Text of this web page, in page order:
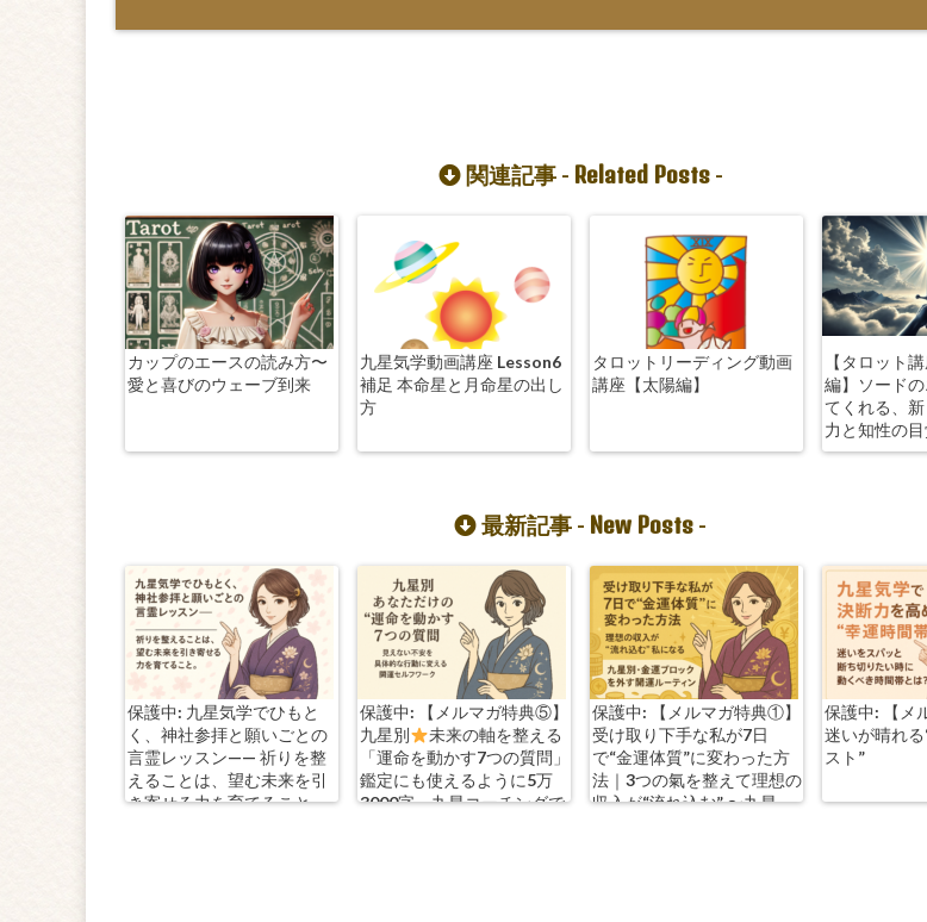
関連記事 - Related Posts-
カップのエースの読み方〜
愛と喜びのウェーブ到来
九星気学動画講座 Lesson6
補足 本命星と月命星の出し
方
タロットリーディング動画
講座【太陽編】
【タロット
編】ソードの
てくれる、
力と知性の
最新記事 - New Posts -
保護中: 九星気学でひもと
く、神社参拝と願いごとの
言霊レッスン—— 祈りを整
えることは、望む未来を引
き寄せる力を育てること。
保護中: 【メルマガ特典⑤】
九星別
未来の軸を整える
「運命を動かす7つの質問」
鑑定にも使えるように5万
3000字。九星コーチングで
保護中: 【メルマガ特典①】
受け取り下手な私が7日
で“金運体質”に変わった方
法｜3つの氣を整えて理想の
収入が“流れ込む” 〜九星
保護中: 【メ
迷いが晴れ
スト”